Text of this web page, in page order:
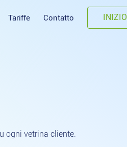
Tariffe Contatto INIZIO
ogni vetrina cliente.